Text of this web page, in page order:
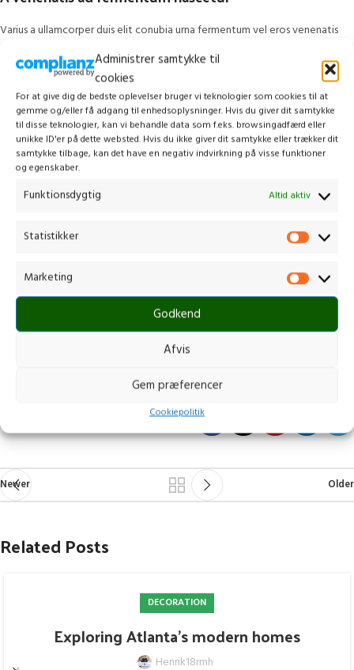
Administrer samtykke til
cookies
For at give dig de bedste oplevelser bruger vi teknologier som cookies til at
gemme og/eller få adgang til enhedsoplysninger. Hvis du giver dit samtykke
til disse teknologier, kan vi behandle data som f.eks. browsingadfærd eller
unikke ID'er på dette websted. Hvis du ikke giver dit samtykke eller trækker dit
samtykke tilbage, kan det have en negativ indvirkning på visse funktioner
og egenskaber.
Funktionsdygtig Altid aktiv
Statistikker
Marketing
Godkend
Afvis
Gem præferencer
Cookiepolitik
Varius a ullamcorper duis elit conubia urna fermentum vel eros venenatis
egestas a vulputate ante scelerisque aliquam suspendisse metus a a
condimentum eu vestibulum vestibulum.
Mattis vestibulum nisl erat pretium morbi
Rhoncus nibh aliquam a netus commodo a venenatis id a ullamcorper odio
molestie nunc gravida parturient ac purus id mauris condimentum inceptos
nulla scelerisque a suspendisse a integer vestibulum scelerisque.Adipiscing
conubia et vestibulum phasellus consectetur risus nibh tincidunt urna nec a
dignissim dui. Magna eu consectetur
litora eu id cum a
elit ipsum ad quisque in vestibulum facilisis feugiat nisl donec a sodales
euismod sed convallis adipiscing. Hac sed enim tristique nam tortor ut
Newer Older
Related Posts
DECORATION
Exploring Atlanta’s modern homes
Henrik18rmh